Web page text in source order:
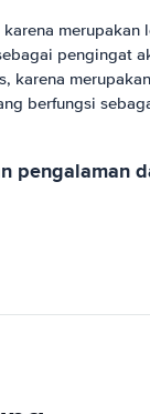
merupakan
pengingat
karena
berfungsi
pengalaman